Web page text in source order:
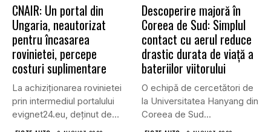
CNAIR: Un portal din
Ungaria, neautorizat
pentru încasarea
rovinietei, percepe
costuri suplimentare
La achiziționarea rovinietei
prin intermediul portalului
evignet24.eu, deținut de
Descoperire majoră în
Coreea de Sud: Simplul
contact cu aerul reduce
drastic durata de viață a
bateriilor viitorului
O echipă de cercetători de
la Universitatea Hanyang din
Coreea de Sud...